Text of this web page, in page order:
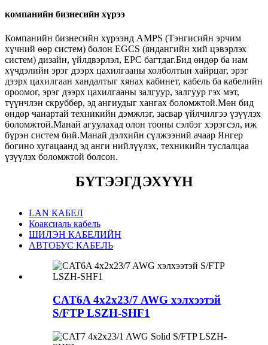
компанийн бизнесийн хүрээ
Компанийн бизнесийн хүрээнд AMPS (Тэнгисийн эрчим
хүчний өөр систем) болон EGCS (яндангийн хий цэвэрлэх
систем) дизайн, үйлдвэрлэл, EPC багтдаг.Бид өндөр ба нам
хүчдэлийн эрэг дээрх цахилгааны холболтын хайрцаг, эрэг
дээрх цахилгаан хандалтыг хянах кабинет, кабель ба кабелийн
ороомог, эрэг дээрх цахилгааны залгуур, залгуур гэх мэт,
түүнчлэн скруббер, эд ангиудыг хангах боломжтой.Мөн бид
өндөр чанартай техникийн дэмжлэг, засвар үйлчилгээ үзүүлэх
боломжтой.Манай агуулахад олон тооны сэлбэг хэрэгсэл, иж
бүрэн систем бий.Манай дэлхийн сүлжээний ачаар Янгер
богино хугацаанд эд анги нийлүүлэх, техникийн туслалцаа
үзүүлэх боломжтой болсон.
БҮТЭЭГДЭХҮҮН
LAN КАБЕЛ
Коаксиаль кабель
ШИЛЭН КАБЕЛИЙН
АВТОБУС КАБЕЛЬ
CAT6A 4x2x23/7 AWG хэлхээтэй
S/FTP LSZH-SHF1